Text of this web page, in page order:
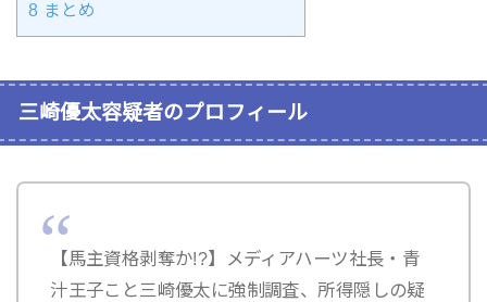
8 まとめ
三崎優太容疑者のプロフィール
【馬主資格剥奪か!?】メディアハーツ社長・青
汁王子こと三崎優太に強制調査、所得隠しの疑